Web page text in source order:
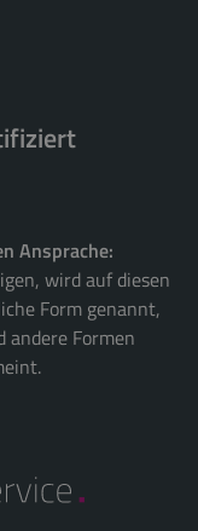
Ansprache:
wird auf diesen
Form genannt,
andere Formen